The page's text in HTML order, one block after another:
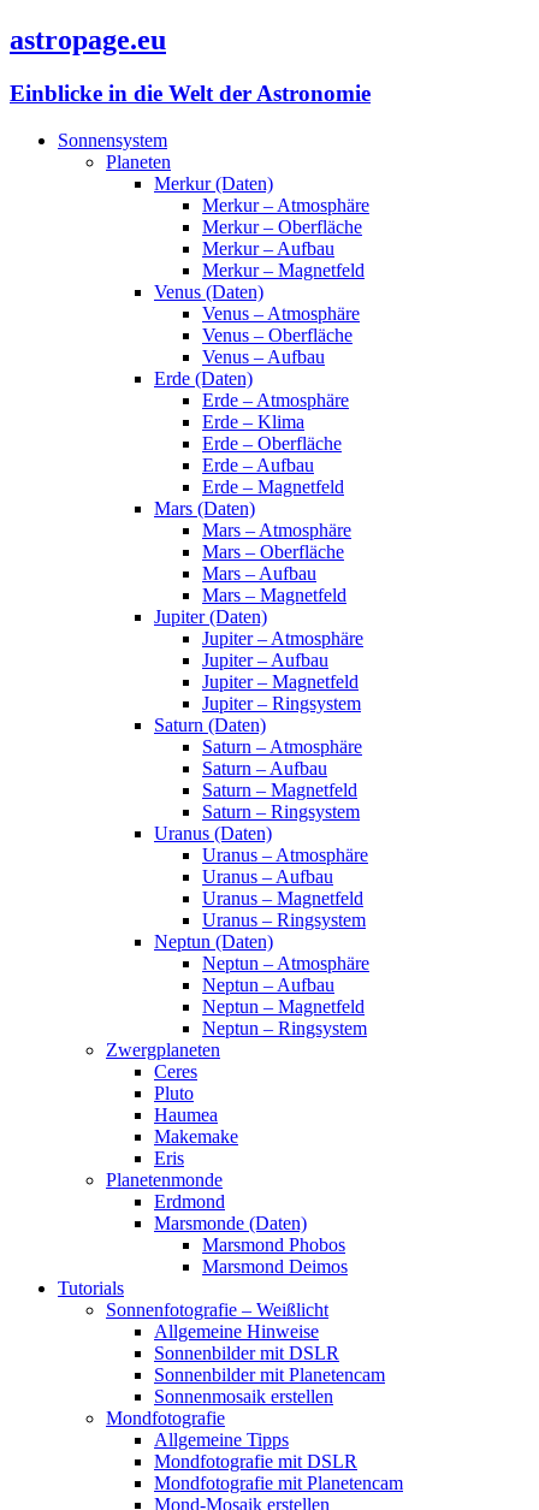
astropage.eu
Einblicke in die Welt der Astronomie
Sonnensystem
Planeten
Merkur (Daten)
Merkur – Atmosphäre
Merkur – Oberfläche
Merkur – Aufbau
Merkur – Magnetfeld
Venus (Daten)
Venus – Atmosphäre
Venus – Oberfläche
Venus – Aufbau
Erde (Daten)
Erde – Atmosphäre
Erde – Klima
Erde – Oberfläche
Erde – Aufbau
Erde – Magnetfeld
Mars (Daten)
Mars – Atmosphäre
Mars – Oberfläche
Mars – Aufbau
Mars – Magnetfeld
Jupiter (Daten)
Jupiter – Atmosphäre
Jupiter – Aufbau
Jupiter – Magnetfeld
Jupiter – Ringsystem
Saturn (Daten)
Saturn – Atmosphäre
Saturn – Aufbau
Saturn – Magnetfeld
Saturn – Ringsystem
Uranus (Daten)
Uranus – Atmosphäre
Uranus – Aufbau
Uranus – Magnetfeld
Uranus – Ringsystem
Neptun (Daten)
Neptun – Atmosphäre
Neptun – Aufbau
Neptun – Magnetfeld
Neptun – Ringsystem
Zwergplaneten
Ceres
Pluto
Haumea
Makemake
Eris
Planetenmonde
Erdmond
Marsmonde (Daten)
Marsmond Phobos
Marsmond Deimos
Tutorials
Sonnenfotografie – Weißlicht
Allgemeine Hinweise
Sonnenbilder mit DSLR
Sonnenbilder mit Planetencam
Sonnenmosaik erstellen
Mondfotografie
Allgemeine Tipps
Mondfotografie mit DSLR
Mondfotografie mit Planetencam
Mond-Mosaik erstellen